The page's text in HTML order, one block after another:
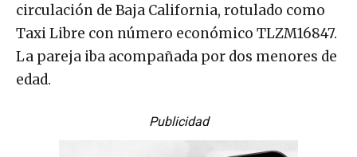
circulación de Baja California, rotulado como
Taxi Libre con número económico TLZM16847.
La pareja iba acompañada por dos menores de
edad.
Publicidad